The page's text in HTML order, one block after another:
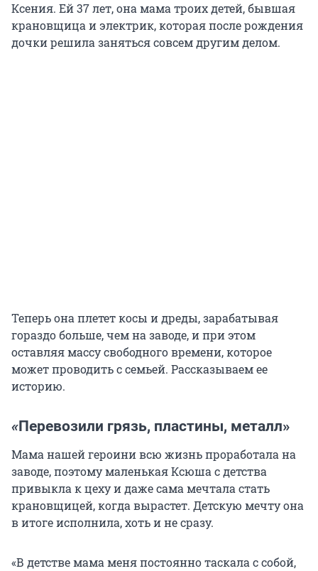
Ксения. Ей 37 лет, она мама троих детей, бывшая
крановщица и электрик, которая после рождения
дочки решила заняться совсем другим делом.
Теперь она плетет косы и дреды, зарабатывая
гораздо больше, чем на заводе, и при этом
оставляя массу свободного времени, которое
может проводить с семьей. Рассказываем ее
историю.
«Перевозили грязь, пластины, металл»
Мама нашей героини всю жизнь проработала на
заводе, поэтому маленькая Ксюша с детства
привыкла к цеху и даже сама мечтала стать
крановщицей, когда вырастет. Детскую мечту она
в итоге исполнила, хоть и не сразу.
«В детстве мама меня постоянно таскала с собой,